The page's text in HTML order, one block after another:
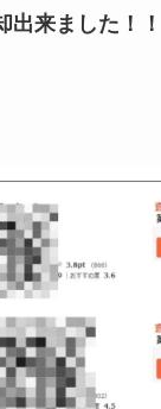
出来ました！！